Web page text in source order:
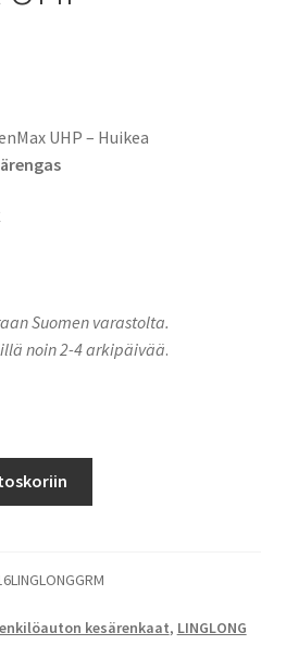
UHP – Huikea
Suomen varastolta.
noin 2-4 arkipäivää.
kesärenkaat, LINGLONG